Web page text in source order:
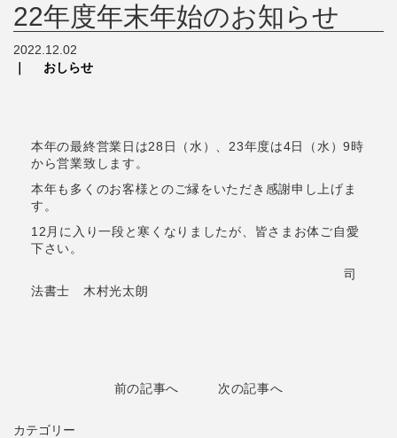
22年度年末年始のお知らせ
2022.12.02
おしらせ
本年の最終営業日は28日（水）、23年度は4日（水）9時
から営業致します。
本年も多くのお客様とのご縁をいただき感謝申し上げま
す。
12月に入り一段と寒くなりましたが、皆さまお体ご自愛
下さい。
司
法書士 木村光太朗
前の記事へ 次の記事へ
カテゴリー